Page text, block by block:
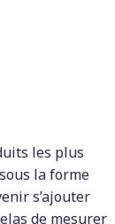
les plus
la forme
s’ajouter
de mesurer